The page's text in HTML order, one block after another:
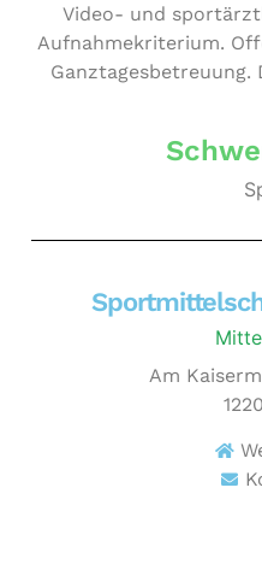
Video- und
Auf­nah­me­kri­te­ri­um.
Am
1220